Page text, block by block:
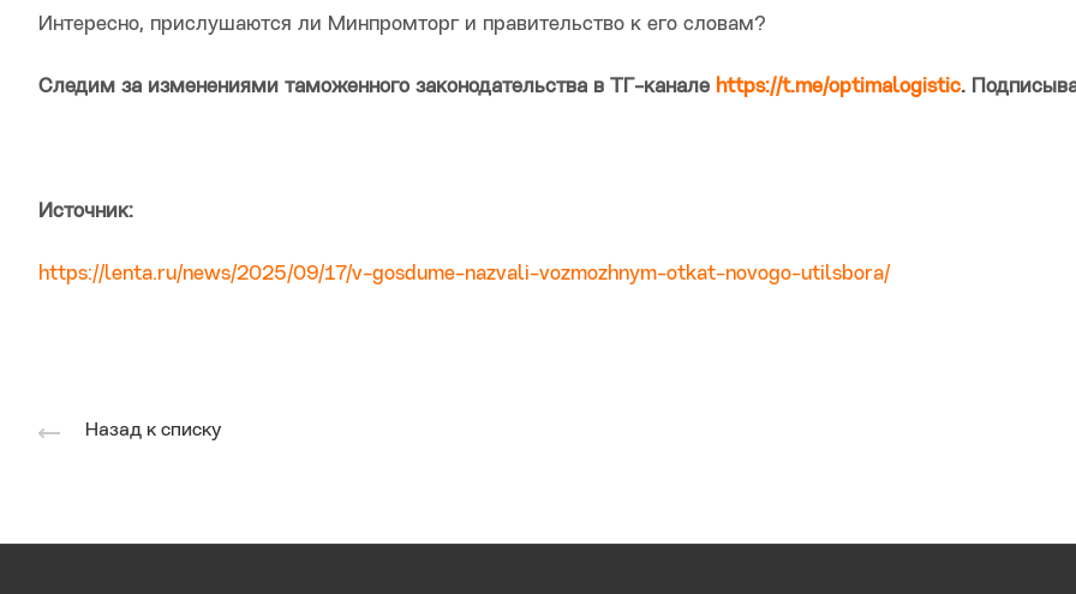
Интересно, прислушаются ли Минпромторг и правительство к его словам?
Следим за изменениями таможенного законодательства в ТГ-канале https://t.me/optimalogistic.
Источник:
https://lenta.ru/news/2025/09/17/v-gosdume-nazvali-vozmozhnym-otkat-novogo-utilsbora/
Назад к списку